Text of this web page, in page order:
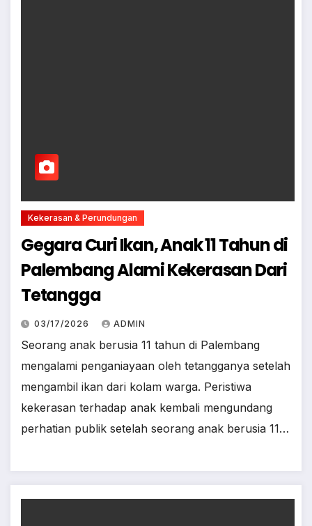
Kekerasan & Perundungan
Gegara Curi Ikan, Anak 11 Tahun di
Palembang Alami Kekerasan Dari
Tetangga
03/17/2026 ADMIN
Seorang anak berusia 11 tahun di Palembang
mengalami penganiayaan oleh tetangganya setelah
mengambil ikan dari kolam warga. Peristiwa
kekerasan terhadap anak kembali mengundang
perhatian publik setelah seorang anak berusia 11…